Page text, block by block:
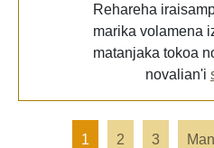
Rehareha
marika volamena
matanjaka tokoa
novalian'i
1 2 3